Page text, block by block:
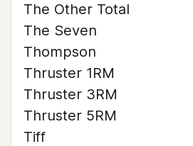
The Other Total
The Seven
Thompson
Thruster 1RM
Thruster 3RM
Thruster 5RM
Tiff